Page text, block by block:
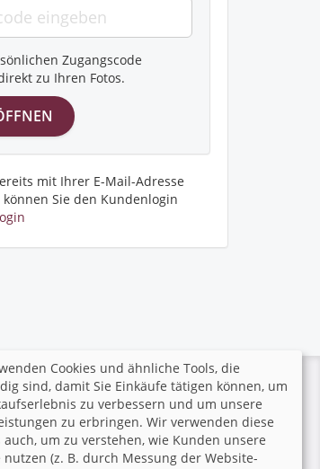
Zugangscode
zu Ihren Fotos.
mit Ihrer E-Mail-Adresse
Sie den Kundenlogin
Zahlung
Cookies und ähnliche Tools, die
sind, damit Sie Einkäufe tätigen können, um
zu verbessern und um unsere
zu erbringen. Wir verwenden diese
auch, um zu verstehen, wie Kunden unsere
nutzen (z. B. durch Messung der Website-